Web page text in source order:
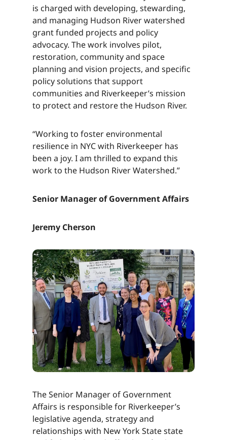
is charged with developing, stewarding,
and managing Hudson River watershed
grant funded projects and policy
advocacy. The work involves pilot,
restoration, community and space
planning and vision projects, and specific
policy solutions that support
communities and Riverkeeper’s mission
to protect and restore the Hudson River.​​​​‌ ‍ ​‍​‍‌‍ ‌ ​‍‌‍‍‌‌‍‌ ‌‍‍‌‌‍ ‍​‍​‍​ ‍‍​‍​‍‌ ​ ‌‍​‌‌‍ ‍‌‍‍‌‌ ‌​‌ ‍‌​‍ ‍‌‍‍‌‌‍ ​‍​‍​‍ ​​‍​‍‌‍‍​‌ ​‍‌‍‌‌‌‍‌‍​‍​‍​ ‍‍​‍​‍‌‍‍​‌ ‌​‌ ‌​‌ ​​‌ ​ ​ ‍‍​‍ ​‍ ‌‍​ ‌‍ ‌‌ ​ ​‍ ‍‌‍ ‌‌‍​‌‌‍‍‌‌‍ ‍​‍ ‍​ ​‍​ ​​​ ​‍​ ‌​‌ ​‍‌‍‌‌‌‍‌​‌‍‌‌‌ ​ ‌‍‍‌‌‍‌ ‌‍ ‍​‍ ‍‌ ​‍‌‍‍‌‌ ‌‍‌‍‌‌‌ ​‍‌‍‍ ‌‍‌‌‌‍‌‌‌ ​​‌‍‌‌‌ ​‍​‍ ‍‌‍ ‌ ​‍‌‍‌ ​‍ ‌‍‍‌‌‍ ‍‌ ‌​‌‍‌‌‌‍ ‍‌ ‌​​‍ ‌‍‌‌‌‍‌​‌‍‍‌‌ ‌​​‍ ‌‍ ‌‌‍ ‌‍‌​‌‍‌‌​ ‌‌ ​​‌ ​‍‌‍‌‌‌ ​ ‌‍‌‌‌‍ ‍‌ ‌​‌‍​‌‌ ‌​‌‍‍‌‌‍ ‌‍ ‍​ ‍ ‌‍‍‌‌‍‌​​ ‌‌‍‌‍‌‍‌‌​ ‌​​ ​ ‌‍​‌​ ‍‌​ ‌ ​ ‌‍​‍ ‌​ ‍​​ ​ ​ ‍​​ ‍​​‍ ‌​ ‌​‌‍​‌​ ​‌​ ‌ ​‍ ‌‌‍​‍​ ‌ ‌‍​ ​ ​​​‍ ‌​ ‌​​ ‌‌​ ‌ ​ ‌​​ ​‍​ ‌‌​ ‍‌​ ​‌​ ​ ​ ‌‍​ ​ ‌‍​‌​ ‍ ‌ ‌​‌ ‍‌‌ ​​‌‍‌‌​ ‌‌‍​‌‌ ​‍‌ ‌​‌‍‍‌‌‍​ ‌‍ ​‌‍‌‌​ ‍ ‌ ​​‌‍​‌‌ ‌​‌‍‍​​ ‌‌‍​ ‌‍ ‌‍ ‍‌ ‌​‌‍‌‌‌‍ ‍‌ ‌​​‍‌‌​ ‌‌‌​​‍‌‌ ‌‍‍ ‌‍‌‌‌ ‍‌​‍‌‌​ ​ ‌​‌​​‍‌‌​ ​ ‌​‌​​‍‌‌​ ​‍​ ​‍‌‍​‌‌‍‌​‌‍​‌​ ‍‌​ ‌‌​ ‌ ​ ‍​​ ‍‌​ ​ ‌‍‌‍‌‍​ ​ ‍​​‍‌‌​ ​‍​ ​‍​‍‌‌​ ‌‌‌​‌​​‍ ‍‌‍​ ‌‍‍​‌‍‍‌‌‍ ​‌‍‌​‌ ​‍‌‍‌‌‌‍ ‍​‍‌‌​ ‌‌‌​​‍‌‌ ‌‍‍ ‌‍‌‌‌ ‍‌​‍‌‌​ ​ ‌​‌​​‍‌‌​ ​ ‌​‌​​‍‌‌​ ​‍​ ​‍‌‍​‌‌‍‌​‌‍​‌​ ‍‌​ ‌‌​ ‌ ​ ‍​​ ‍‌​ ​ ‌‍‌‍‌‍​ ​ ‍​​ ​​​‍‌‌​ ​‍​ ​‍​‍‌‌​ ‌‌‌​‌​​‍ ‍‌ ‌​‌‍‌‌‌ ‍​‌ ‌​​ ‌‍​‍‌‍​‌‌ ​ ‌‍‌‌‌‌‌‌‌ ​‍‌‍ ​​ ‌‌‍‍​‌ ‌​‌ ‌​‌ ​​‌ ​ ​‍‌‌​ ​ ‌​​‌​‍‌‌​ ​‍‌​‌‍​‍‌‌​ ​‍‌​‌‍‌‍​ ‌‍ ‌‌ ​ ​‍ ‍‌‍ ‌‌‍​‌‌‍‍‌‌‍ ‍​‍ ‍​ ​‍​ ​​​ ​‍​ ‌​‌ ​‍‌‍‌‌‌‍‌​‌‍‌‌‌ ​ ‌‍‍‌‌‍‌ ‌‍ ‍​‍ ‍‌ ​‍‌‍‍‌‌ ‌‍‌‍‌‌‌ ​‍‌‍‍ ‌‍‌‌‌‍‌‌‌ ​​‌‍‌‌‌ ​‍​‍ ‍‌‍ ‌ ​‍‌‍‌ ​‍‌‍‌‍‍‌‌‍‌​​ ‌‌‍‌‍‌‍‌‌​ ‌​​ ​ ‌‍​‌​ ‍‌​ ‌ ​ ‌‍​‍ ‌​ ‍​​ ​ ​ ‍​​ ‍​​‍ ‌​ ‌​‌‍​‌​ ​‌​ ‌ ​‍ ‌‌‍​‍​ ‌ ‌‍​ ​ ​​​‍ ‌​ ‌​​ ‌‌​ ‌ ​ ‌​​ ​‍​ ‌‌​ ‍‌​ ​‌​ ​ ​ ‌‍​ ​ ‌‍​‌​‍‌‍‌ ‌​‌ ‍‌‌ ​​‌‍‌‌​ ‌‌‍​‌‌ ​‍‌ ‌​‌‍‍‌‌‍​ ‌‍ ​‌‍‌‌​‍‌‍‌ ​​‌‍​‌‌ ‌​‌‍‍​​ ‌‌‍​ ‌‍ ‌‍ ‍‌ ‌​‌‍‌‌‌‍ ‍‌ ‌​​‍‌‌​ ‌‌‌​​‍‌‌ ‌‍‍ ‌‍‌‌‌ ‍‌​‍‌‌​ ​ ‌​‌​​‍‌‌​ ​ ‌​‌​​‍‌‌​ ​‍​ ​‍‌‍​‌‌‍‌​‌‍​‌​ ‍‌​ ‌‌​ ‌ ​ ‍​​ ‍‌​ ​ ‌‍‌‍‌‍​ ​ ‍​​‍‌‌​ ​‍​ ​‍​‍‌‌​ ‌‌‌​‌​​‍ ‍‌‍​ ‌‍‍​‌‍‍‌‌‍ ​‌‍‌​‌ ​‍‌‍‌‌‌‍ ‍​‍‌‌​ ‌‌‌​​‍‌‌ ‌‍‍ ‌‍‌‌‌ ‍‌​‍‌‌​ ​ ‌​‌​​‍‌‌​ ​ ‌​‌​​‍‌‌​ ​‍​ ​‍‌‍​‌‌‍‌​‌‍​‌​ ‍‌​ ‌‌​ ‌ ​ ‍​​ ‍‌​ ​ ‌‍‌‍‌‍​ ​ ‍​​ ​​​‍‌‌​ ​‍​ ​‍​‍‌‌​ ‌‌‌​‌​​‍ ‍‌ ‌​‌‍‌‌‌ ‍​‌ ‌​​‍‌‍‌ ​​‌‍‌‌‌ ​‍‌ ​ ‌ ​​‌‍‌‌‌‍​ ‌ ‌​‌‍‍‌‌ ‌‍‌‍‌‌​ ‌‌ ​​‌ ‌‌‌‍​‍‌‍ ​‌‍‍‌‌ ​ ‌‍‍​‌‍‌‌‌‍‌​​‍​‍‌ ‌
“Working to foster environmental
resilience in NYC with Riverkeeper has
been a joy. I am thrilled to expand this
work to the Hudson River Watershed.”​​​​‌ ‍ ​‍​‍‌‍ ‌ ​‍‌‍‍‌‌‍‌ ‌‍‍‌‌‍ ‍​‍​‍​ ‍‍​‍​‍‌ ​ ‌‍​‌‌‍ ‍‌‍‍‌‌ ‌​‌ ‍‌​‍ ‍‌‍‍‌‌‍ ​‍​‍​‍ ​​‍​‍‌‍‍​‌ ​‍‌‍‌‌‌‍‌‍​‍​‍​ ‍‍​‍​‍‌‍‍​‌ ‌​‌ ‌​‌ ​​‌ ​ ​ ‍‍​‍ ​‍ ‌‍​ ‌‍ ‌‌ ​ ​‍ ‍‌‍ ‌‌‍​‌‌‍‍‌‌‍ ‍​‍ ‍​ ​‍​ ​​​ ​‍​ ‌​‌ ​‍‌‍‌‌‌‍‌​‌‍‌‌‌ ​ ‌‍‍‌‌‍‌ ‌‍ ‍​‍ ‍‌ ​‍‌‍‍‌‌ ‌‍‌‍‌‌‌ ​‍‌‍‍ ‌‍‌‌‌‍‌‌‌ ​​‌‍‌‌‌ ​‍​‍ ‍‌‍ ‌ ​‍‌‍‌ ​‍ ‌‍‍‌‌‍ ‍‌ ‌​‌‍‌‌‌‍ ‍‌ ‌​​‍ ‌‍‌‌‌‍‌​‌‍‍‌‌ ‌​​‍ ‌‍ ‌‌‍ ‌‍‌​‌‍‌‌​ ‌‌ ​​‌ ​‍‌‍‌‌‌ ​ ‌‍‌‌‌‍ ‍‌ ‌​‌‍​‌‌ ‌​‌‍‍‌‌‍ ‌‍ ‍​ ‍ ‌‍‍‌‌‍‌​​ ‌‌‍‌‍‌‍‌‌​ ‌​​ ​ ‌‍​‌​ ‍‌​ ‌ ​ ‌‍​‍ ‌​ ‍​​ ​ ​ ‍​​ ‍​​‍ ‌​ ‌​‌‍​‌​ ​‌​ ‌ ​‍ ‌‌‍​‍​ ‌ ‌‍​ ​ ​​​‍ ‌​ ‌​​ ‌‌​ ‌ ​ ‌​​ ​‍​ ‌‌​ ‍‌​ ​‌​ ​ ​ ‌‍​ ​ ‌‍​‌​ ‍ ‌ ‌​‌ ‍‌‌ ​​‌‍‌‌​ ‌‌‍​‌‌ ​‍‌ ‌​‌‍‍‌‌‍​ ‌‍ ​‌‍‌‌​ ‍ ‌ ​​‌‍​‌‌ ‌​‌‍‍​​ ‌‌‍​ ‌‍ ‌‍ ‍‌ ‌​‌‍‌‌‌‍ ‍‌ ‌​​‍‌‌​ ‌‌‌​​‍‌‌ ‌‍‍ ‌‍‌‌‌ ‍‌​‍‌‌​ ​ ‌​‌​​‍‌‌​ ​ ‌​‌​​‍‌‌​ ​‍​ ​‍​ ‌​‌‍‌‌​ ‌‌​ ‍‌​ ​‍​ ‌ ​ ‌​​ ‌‌‌‍‌​​ ‍‌​ ​‌‌‍‌‌​‍‌‌​ ​‍​ ​‍​‍‌‌​ ‌‌‌​‌​​‍ ‍‌‍​ ‌‍‍​‌‍‍‌‌‍ ​‌‍‌​‌ ​‍‌‍‌‌‌‍ ‍​‍‌‌​ ‌‌‌​​‍‌‌ ‌‍‍ ‌‍‌‌‌ ‍‌​‍‌‌​ ​ ‌​‌​​‍‌‌​ ​ ‌​‌​​‍‌‌​ ​‍​ ​‍​ ‌​‌‍‌‌​ ‌‌​ ‍‌​ ​‍​ ‌ ​ ‌​​ ‌‌‌‍‌​​ ‍‌​ ​‌‌‍‌‌​ ​​​‍‌‌​ ​‍​ ​‍​‍‌‌​ ‌‌‌​‌​​‍ ‍‌ ‌​‌‍‌‌‌ ‍​‌ ‌​​ ‌‍​‍‌‍​‌‌ ​ ‌‍‌‌‌‌‌‌‌ ​‍‌‍ ​​ ‌‌‍‍​‌ ‌​‌ ‌​‌ ​​‌ ​ ​‍‌‌​ ​ ‌​​‌​‍‌‌​ ​‍‌​‌‍​‍‌‌​ ​‍‌​‌‍‌‍​ ‌‍ ‌‌ ​ ​‍ ‍‌‍ ‌‌‍​‌‌‍‍‌‌‍ ‍​‍ ‍​ ​‍​ ​​​ ​‍​ ‌​‌ ​‍‌‍‌‌‌‍‌​‌‍‌‌‌ ​ ‌‍‍‌‌‍‌ ‌‍ ‍​‍ ‍‌ ​‍‌‍‍‌‌ ‌‍‌‍‌‌‌ ​‍‌‍‍ ‌‍‌‌‌‍‌‌‌ ​​‌‍‌‌‌ ​‍​‍ ‍‌‍ ‌ ​‍‌‍‌ ​‍‌‍‌‍‍‌‌‍‌​​ ‌‌‍‌‍‌‍‌‌​ ‌​​ ​ ‌‍​‌​ ‍‌​ ‌ ​ ‌‍​‍ ‌​ ‍​​ ​ ​ ‍​​ ‍​​‍ ‌​ ‌​‌‍​‌​ ​‌​ ‌ ​‍ ‌‌‍​‍​ ‌ ‌‍​ ​ ​​​‍ ‌​ ‌​​ ‌‌​ ‌ ​ ‌​​ ​‍​ ‌‌​ ‍‌​ ​‌​ ​ ​ ‌‍​ ​ ‌‍​‌​‍‌‍‌ ‌​‌ ‍‌‌ ​​‌‍‌‌​ ‌‌‍​‌‌ ​‍‌ ‌​‌‍‍‌‌‍​ ‌‍ ​‌‍‌‌​‍‌‍‌ ​​‌‍​‌‌ ‌​‌‍‍​​ ‌‌‍​ ‌‍ ‌‍ ‍‌ ‌​‌‍‌‌‌‍ ‍‌ ‌​​‍‌‌​ ‌‌‌​​‍‌‌ ‌‍‍ ‌‍‌‌‌ ‍‌​‍‌‌​ ​ ‌​‌​​‍‌‌​ ​ ‌​‌​​‍‌‌​ ​‍​ ​‍​ ‌​‌‍‌‌​ ‌‌​ ‍‌​ ​‍​ ‌ ​ ‌​​ ‌‌‌‍‌​​ ‍‌​ ​‌‌‍‌‌​‍‌‌​ ​‍​ ​‍​‍‌‌​ ‌‌‌​‌​​‍ ‍‌‍​ ‌‍‍​‌‍‍‌‌‍ ​‌‍‌​‌ ​‍‌‍‌‌‌‍ ‍​‍‌‌​ ‌‌‌​​‍‌‌ ‌‍‍ ‌‍‌‌‌ ‍‌​‍‌‌​ ​ ‌​‌​​‍‌‌​ ​ ‌​‌​​‍‌‌​ ​‍​ ​‍​ ‌​‌‍‌‌​ ‌‌​ ‍‌​ ​‍​ ‌ ​ ‌​​ ‌‌‌‍‌​​ ‍‌​ ​‌‌‍‌‌​ ​​​‍‌‌​ ​‍​ ​‍​‍‌‌​ ‌‌‌​‌​​‍ ‍‌ ‌​‌‍‌‌‌ ‍​‌ ‌​​‍‌‍‌ ​​‌‍‌‌‌ ​‍‌ ​ ‌ ​​‌‍‌‌‌‍​ ‌ ‌​‌‍‍‌‌ ‌‍‌‍‌‌​ ‌‌ ​​‌ ‌‌‌‍​‍‌‍ ​‌‍‍‌‌ ​ ‌‍‍​‌‍‌‌‌‍‌​​‍​‍‌ ‌
Senior Manager of Government Affairs​​​​‌ ‍ ​‍​‍‌‍ ‌ ​‍‌‍‍‌‌‍‌ ‌‍‍‌‌‍ ‍​‍​‍​ ‍‍​‍​‍‌ ​ ‌‍​‌‌‍ ‍‌‍‍‌‌ ‌​‌ ‍‌​‍ ‍‌‍‍‌‌‍ ​‍​‍​‍ ​​‍​‍‌‍‍​‌ ​‍‌‍‌‌‌‍‌‍​‍​‍​ ‍‍​‍​‍‌‍‍​‌ ‌​‌ ‌​‌ ​​‌ ​ ​ ‍‍​‍ ​‍ ‌‍​ ‌‍ ‌‌ ​ ​‍ ‍‌‍ ‌‌‍​‌‌‍‍‌‌‍ ‍​‍ ‍​ ​‍​ ​​​ ​‍​ ‌​‌ ​‍‌‍‌‌‌‍‌​‌‍‌‌‌ ​ ‌‍‍‌‌‍‌ ‌‍ ‍​‍ ‍‌ ​‍‌‍‍‌‌ ‌‍‌‍‌‌‌ ​‍‌‍‍ ‌‍‌‌‌‍‌‌‌ ​​‌‍‌‌‌ ​‍​‍ ‍‌‍ ‌ ​‍‌‍‌ ​‍ ‌‍‍‌‌‍ ‍‌ ‌​‌‍‌‌‌‍ ‍‌ ‌​​‍ ‌‍‌‌‌‍‌​‌‍‍‌‌ ‌​​‍ ‌‍ ‌‌‍ ‌‍‌​‌‍‌‌​ ‌‌ ​​‌ ​‍‌‍‌‌‌ ​ ‌‍‌‌‌‍ ‍‌ ‌​‌‍​‌‌ ‌​‌‍‍‌‌‍ ‌‍ ‍​ ‍ ‌‍‍‌‌‍‌​​ ‌‌‍‌‍‌‍‌‌​ ‌​​ ​ ‌‍​‌​ ‍‌​ ‌ ​ ‌‍​‍ ‌​ ‍​​ ​ ​ ‍​​ ‍​​‍ ‌​ ‌​‌‍​‌​ ​‌​ ‌ ​‍ ‌‌‍​‍​ ‌ ‌‍​ ​ ​​​‍ ‌​ ‌​​ ‌‌​ ‌ ​ ‌​​ ​‍​ ‌‌​ ‍‌​ ​‌​ ​ ​ ‌‍​ ​ ‌‍​‌​ ‍ ‌ ‌​‌ ‍‌‌ ​​‌‍‌‌​ ‌‌‍​‌‌ ​‍‌ ‌​‌‍‍‌‌‍​ ‌‍ ​‌‍‌‌​ ‍ ‌ ​​‌‍​‌‌ ‌​‌‍‍​​ ‌‌‍​ ‌‍ ‌‍ ‍‌ ‌​‌‍‌‌‌‍ ‍‌ ‌​​‍‌‌​ ‌‌‌​​‍‌‌ ‌‍‍ ‌‍‌‌‌ ‍‌​‍‌‌​ ​ ‌​‌​​‍‌‌​ ​ ‌​‌​​‍‌‌​ ​‍​ ​‍‌‍​‍​ ​ ​ ‌ ​ ‌‍​ ‌‌​ ‌‍‌‍‌‌​ ‌‍‌‍​ ​ ‌‌​ ​‌​ ​‌​‍‌‌​ ​‍​ ​‍​‍‌‌​ ‌‌‌​‌​​‍ ‍‌‍​ ‌‍‍​‌‍‍‌‌‍ ​‌‍‌​‌ ​‍‌‍‌‌‌‍ ‍​‍‌‌​ ‌‌‌​​‍‌‌ ‌‍‍ ‌‍‌‌‌ ‍‌​‍‌‌​ ​ ‌​‌​​‍‌‌​ ​ ‌​‌​​‍‌‌​ ​‍​ ​‍‌‍​‍​ ​ ​ ‌ ​ ‌‍​ ‌‌​ ‌‍‌‍‌‌​ ‌‍‌‍​ ​ ‌‌​ ​‌​ ​‌​ ​​​‍‌‌​ ​‍​ ​‍​‍‌‌​ ‌‌‌​‌​​‍ ‍‌ ‌​‌‍‌‌‌ ‍​‌ ‌​​ ‌‍​‍‌‍​‌‌ ​ ‌‍‌‌‌‌‌‌‌ ​‍‌‍ ​​ ‌‌‍‍​‌ ‌​‌ ‌​‌ ​​‌ ​ ​‍‌‌​ ​ ‌​​‌​‍‌‌​ ​‍‌​‌‍​‍‌‌​ ​‍‌​‌‍‌‍​ ‌‍ ‌‌ ​ ​‍ ‍‌‍ ‌‌‍​‌‌‍‍‌‌‍ ‍​‍ ‍​ ​‍​ ​​​ ​‍​ ‌​‌ ​‍‌‍‌‌‌‍‌​‌‍‌‌‌ ​ ‌‍‍‌‌‍‌ ‌‍ ‍​‍ ‍‌ ​‍‌‍‍‌‌ ‌‍‌‍‌‌‌ ​‍‌‍‍ ‌‍‌‌‌‍‌‌‌ ​​‌‍‌‌‌ ​‍​‍ ‍‌‍ ‌ ​‍‌‍‌ ​‍‌‍‌‍‍‌‌‍‌​​ ‌‌‍‌‍‌‍‌‌​ ‌​​ ​ ‌‍​‌​ ‍‌​ ‌ ​ ‌‍​‍ ‌​ ‍​​ ​ ​ ‍​​ ‍​​‍ ‌​ ‌​‌‍​‌​ ​‌​ ‌ ​‍ ‌‌‍​‍​ ‌ ‌‍​ ​ ​​​‍ ‌​ ‌​​ ‌‌​ ‌ ​ ‌​​ ​‍​ ‌‌​ ‍‌​ ​‌​ ​ ​ ‌‍​ ​ ‌‍​‌​‍‌‍‌ ‌​‌ ‍‌‌ ​​‌‍‌‌​ ‌‌‍​‌‌ ​‍‌ ‌​‌‍‍‌‌‍​ ‌‍ ​‌‍‌‌​‍‌‍‌ ​​‌‍​‌‌ ‌​‌‍‍​​ ‌‌‍​ ‌‍ ‌‍ ‍‌ ‌​‌‍‌‌‌‍ ‍‌ ‌​​‍‌‌​ ‌‌‌​​‍‌‌ ‌‍‍ ‌‍‌‌‌ ‍‌​‍‌‌​ ​ ‌​‌​​‍‌‌​ ​ ‌​‌​​‍‌‌​ ​‍​ ​‍‌‍​‍​ ​ ​ ‌ ​ ‌‍​ ‌‌​ ‌‍‌‍‌‌​ ‌‍‌‍​ ​ ‌‌​ ​‌​ ​‌​‍‌‌​ ​‍​ ​‍​‍‌‌​ ‌‌‌​‌​​‍ ‍‌‍​ ‌‍‍​‌‍‍‌‌‍ ​‌‍‌​‌ ​‍‌‍‌‌‌‍ ‍​‍‌‌​ ‌‌‌​​‍‌‌ ‌‍‍ ‌‍‌‌‌ ‍‌​‍‌‌​ ​ ‌​‌​​‍‌‌​ ​ ‌​‌​​‍‌‌​ ​‍​ ​‍‌‍​‍​ ​ ​ ‌ ​ ‌‍​ ‌‌​ ‌‍‌‍‌‌​ ‌‍‌‍​ ​ ‌‌​ ​‌​ ​‌​ ​​​‍‌‌​ ​‍​ ​‍​‍‌‌​ ‌‌‌​‌​​‍ ‍‌ ‌​‌‍‌‌‌ ‍​‌ ‌​​‍‌‍‌ ​​‌‍‌‌‌ ​‍‌ ​ ‌ ​​‌‍‌‌‌‍​ ‌ ‌​‌‍‍‌‌ ‌‍‌‍‌‌​ ‌‌ ​​‌ ‌‌‌‍​‍‌‍ ​‌‍‍‌‌ ​ ‌‍‍​‌‍‌‌‌‍‌​​‍​‍‌ ‌
Jeremy Cherson​​​​‌ ‍ ​‍​‍‌‍ ‌ ​‍‌‍‍‌‌‍‌ ‌‍‍‌‌‍ ‍​‍​‍​ ‍‍​‍​‍‌ ​ ‌‍​‌‌‍ ‍‌‍‍‌‌ ‌​‌ ‍‌​‍ ‍‌‍‍‌‌‍ ​‍​‍​‍ ​​‍​‍‌‍‍​‌ ​‍‌‍‌‌‌‍‌‍​‍​‍​ ‍‍​‍​‍‌‍‍​‌ ‌​‌ ‌​‌ ​​‌ ​ ​ ‍‍​‍ ​‍ ‌‍​ ‌‍ ‌‌ ​ ​‍ ‍‌‍ ‌‌‍​‌‌‍‍‌‌‍ ‍​‍ ‍​ ​‍​ ​​​ ​‍​ ‌​‌ ​‍‌‍‌‌‌‍‌​‌‍‌‌‌ ​ ‌‍‍‌‌‍‌ ‌‍ ‍​‍ ‍‌ ​‍‌‍‍‌‌ ‌‍‌‍‌‌‌ ​‍‌‍‍ ‌‍‌‌‌‍‌‌‌ ​​‌‍‌‌‌ ​‍​‍ ‍‌‍ ‌ ​‍‌‍‌ ​‍ ‌‍‍‌‌‍ ‍‌ ‌​‌‍‌‌‌‍ ‍‌ ‌​​‍ ‌‍‌‌‌‍‌​‌‍‍‌‌ ‌​​‍ ‌‍ ‌‌‍ ‌‍‌​‌‍‌‌​ ‌‌ ​​‌ ​‍‌‍‌‌‌ ​ ‌‍‌‌‌‍ ‍‌ ‌​‌‍​‌‌ ‌​‌‍‍‌‌‍ ‌‍ ‍​ ‍ ‌‍‍‌‌‍‌​​ ‌‌‍‌‍‌‍‌‌​ ‌​​ ​ ‌‍​‌​ ‍‌​ ‌ ​ ‌‍​‍ ‌​ ‍​​ ​ ​ ‍​​ ‍​​‍ ‌​ ‌​‌‍​‌​ ​‌​ ‌ ​‍ ‌‌‍​‍​ ‌ ‌‍​ ​ ​​​‍ ‌​ ‌​​ ‌‌​ ‌ ​ ‌​​ ​‍​ ‌‌​ ‍‌​ ​‌​ ​ ​ ‌‍​ ​ ‌‍​‌​ ‍ ‌ ‌​‌ ‍‌‌ ​​‌‍‌‌​ ‌‌‍​‌‌ ​‍‌ ‌​‌‍‍‌‌‍​ ‌‍ ​‌‍‌‌​ ‍ ‌ ​​‌‍​‌‌ ‌​‌‍‍​​ ‌‌‍​ ‌‍ ‌‍ ‍‌ ‌​‌‍‌‌‌‍ ‍‌ ‌​​‍‌‌​ ‌‌‌​​‍‌‌ ‌‍‍ ‌‍‌‌‌ ‍‌​‍‌‌​ ​ ‌​‌​​‍‌‌​ ​ ‌​‌​​‍‌‌​ ​‍​ ​‍​ ​‌​ ​​‌‍‌‍‌‍​‍‌‍​‌‌‍​‍​ ‌ ‌‍​‌​ ​‍​ ‍​‌‍​ ​ ​​​‍‌‌​ ​‍​ ​‍​‍‌‌​ ‌‌‌​‌​​‍ ‍‌‍​ ‌‍‍​‌‍‍‌‌‍ ​‌‍‌​‌ ​‍‌‍‌‌‌‍ ‍​‍‌‌​ ‌‌‌​​‍‌‌ ‌‍‍ ‌‍‌‌‌ ‍‌​‍‌‌​ ​ ‌​‌​​‍‌‌​ ​ ‌​‌​​‍‌‌​ ​‍​ ​‍​ ​‌​ ​​‌‍‌‍‌‍​‍‌‍​‌‌‍​‍​ ‌ ‌‍​‌​ ​‍​ ‍​‌‍​ ​ ​​​ ​​​‍‌‌​ ​‍​ ​‍​‍‌‌​ ‌‌‌​‌​​‍ ‍‌ ‌​‌‍‌‌‌ ‍​‌ ‌​​ ‌‍​‍‌‍​‌‌ ​ ‌‍‌‌‌‌‌‌‌ ​‍‌‍ ​​ ‌‌‍‍​‌ ‌​‌ ‌​‌ ​​‌ ​ ​‍‌‌​ ​ ‌​​‌​‍‌‌​ ​‍‌​‌‍​‍‌‌​ ​‍‌​‌‍‌‍​ ‌‍ ‌‌ ​ ​‍ ‍‌‍ ‌‌‍​‌‌‍‍‌‌‍ ‍​‍ ‍​ ​‍​ ​​​ ​‍​ ‌​‌ ​‍‌‍‌‌‌‍‌​‌‍‌‌‌ ​ ‌‍‍‌‌‍‌ ‌‍ ‍​‍ ‍‌ ​‍‌‍‍‌‌ ‌‍‌‍‌‌‌ ​‍‌‍‍ ‌‍‌‌‌‍‌‌‌ ​​‌‍‌‌‌ ​‍​‍ ‍‌‍ ‌ ​‍‌‍‌ ​‍‌‍‌‍‍‌‌‍‌​​ ‌‌‍‌‍‌‍‌‌​ ‌​​ ​ ‌‍​‌​ ‍‌​ ‌ ​ ‌‍​‍ ‌​ ‍​​ ​ ​ ‍​​ ‍​​‍ ‌​ ‌​‌‍​‌​ ​‌​ ‌ ​‍ ‌‌‍​‍​ ‌ ‌‍​ ​ ​​​‍ ‌​ ‌​​ ‌‌​ ‌ ​ ‌​​ ​‍​ ‌‌​ ‍‌​ ​‌​ ​ ​ ‌‍​ ​ ‌‍​‌​‍‌‍‌ ‌​‌ ‍‌‌ ​​‌‍‌‌​ ‌‌‍​‌‌ ​‍‌ ‌​‌‍‍‌‌‍​ ‌‍ ​‌‍‌‌​‍‌‍‌ ​​‌‍​‌‌ ‌​‌‍‍​​ ‌‌‍​ ‌‍ ‌‍ ‍‌ ‌​‌‍‌‌‌‍ ‍‌ ‌​​‍‌‌​ ‌‌‌​​‍‌‌ ‌‍‍ ‌‍‌‌‌ ‍‌​‍‌‌​ ​ ‌​‌​​‍‌‌​ ​ ‌​‌​​‍‌‌​ ​‍​ ​‍​ ​‌​ ​​‌‍‌‍‌‍​‍‌‍​‌‌‍​‍​ ‌ ‌‍​‌​ ​‍​ ‍​‌‍​ ​ ​​​‍‌‌​ ​‍​ ​‍​‍‌‌​ ‌‌‌​‌​​‍ ‍‌‍​ ‌‍‍​‌‍‍‌‌‍ ​‌‍‌​‌ ​‍‌‍‌‌‌‍ ‍​‍‌‌​ ‌‌‌​​‍‌‌ ‌‍‍ ‌‍‌‌‌ ‍‌​‍‌‌​ ​ ‌​‌​​‍‌‌​ ​ ‌​‌​​‍‌‌​ ​‍​ ​‍​ ​‌​ ​​‌‍‌‍‌‍​‍‌‍​‌‌‍​‍​ ‌ ‌‍​‌​ ​‍​ ‍​‌‍​ ​ ​​​ ​​​‍‌‌​ ​‍​ ​‍​‍‌‌​ ‌‌‌​‌​​‍ ‍‌ ‌​‌‍‌‌‌ ‍​‌ ‌​​‍‌‍‌ ​​‌‍‌‌‌ ​‍‌ ​ ‌ ​​‌‍‌‌‌‍​ ‌ ‌​‌‍‍‌‌ ‌‍‌‍‌‌​ ‌‌ ​​‌ ‌‌‌‍​‍‌‍ ​‌‍‍‌‌ ​ ‌‍‍​‌‍‌‌‌‍‌​​‍​‍‌ ‌
The Senior Manager of Government
Affairs is responsible for Riverkeeper’s
legislative agenda, strategy and
relationships with New York State state